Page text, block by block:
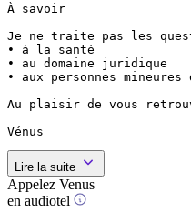
À savoir
Je ne traite pas les
• à la santé
• au domaine juridique
• aux personnes mineures
Au plaisir de vous
Vénus
Lire la suite
Appelez Venus
en audiotel